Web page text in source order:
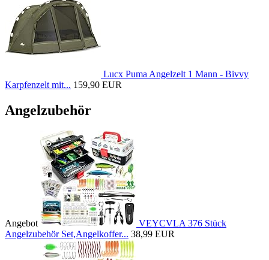
Lucx Puma Angelzelt 1 Mann - Bivvy
Karpfenzelt mit... 159,90 EUR
Angelzubehör
Angebot
VEYCVLA 376 Stück
Angelzubehör Set,Angelkoffer... 38,99 EUR